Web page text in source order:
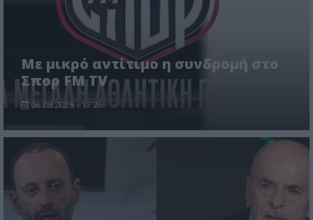
Με μικρό αντίτιμο η συνδρομή στο
Σπορ FM TV
06.08.2026 - 17:26